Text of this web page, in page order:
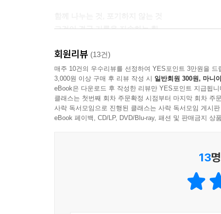
기록 모임을 열면서 정말 다채로운 삶을 살아가는
다른 분들을 만나는 것이 새롭고 즐거웠죠. 무엇
하는 모습을 볼 때예요. 기록이라는 공통점을 바
---「기록 모임이라는 새로운 도전」중에서
어 갑니다. 그 렇게 다시 쓰기 시작하면 어느 순
그것이 결국 기록을 지속하는 힘
처음에는 혼자서 소소하게 일상을 기록하던 저
기록을 주제로 한 SNS를 만들어 자신의 취향을
영감을 받으며 기록이 주는 즐거움을 한층 넓혀
될 수 있음을 보여준다.
《나의 느슨한 기록 일지》 속 저자는 ‘기록이 밀
서투르고 느슨해도, 묵묵히 자신만의 기록을 이어
회원리뷰 (13건)
매주 10건의 우수리뷰를 선정하여 YES포인트 3만원을 드
3,000원 이상 구매 후 리뷰 작성 시 일반회원 300원, 마니
eBook은 다운로드 후 작성한 리뷰만 YES포인트 지급됩니
클래스는 첫번째 회차 주문확정 시점부터 마지막 회차 주
사락 독서모임으로 진행된 클래스는 사락 독서모임 게시
eBook 페이백, CD/LP, DVD/Blu-ray, 패션 및 판매금지 상
13